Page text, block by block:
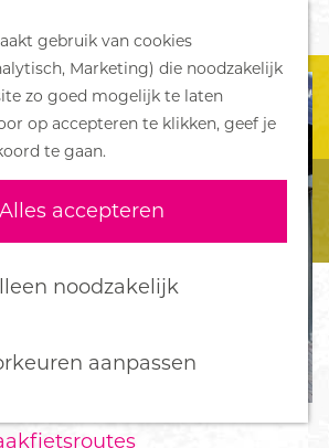
gebruik van cookies
Marketing) die noodzakelijk
zo goed mogelijk te laten
op accepteren te klikken, geef je
te gaan.
Alles accepteren
noodzakelijk
aanpassen